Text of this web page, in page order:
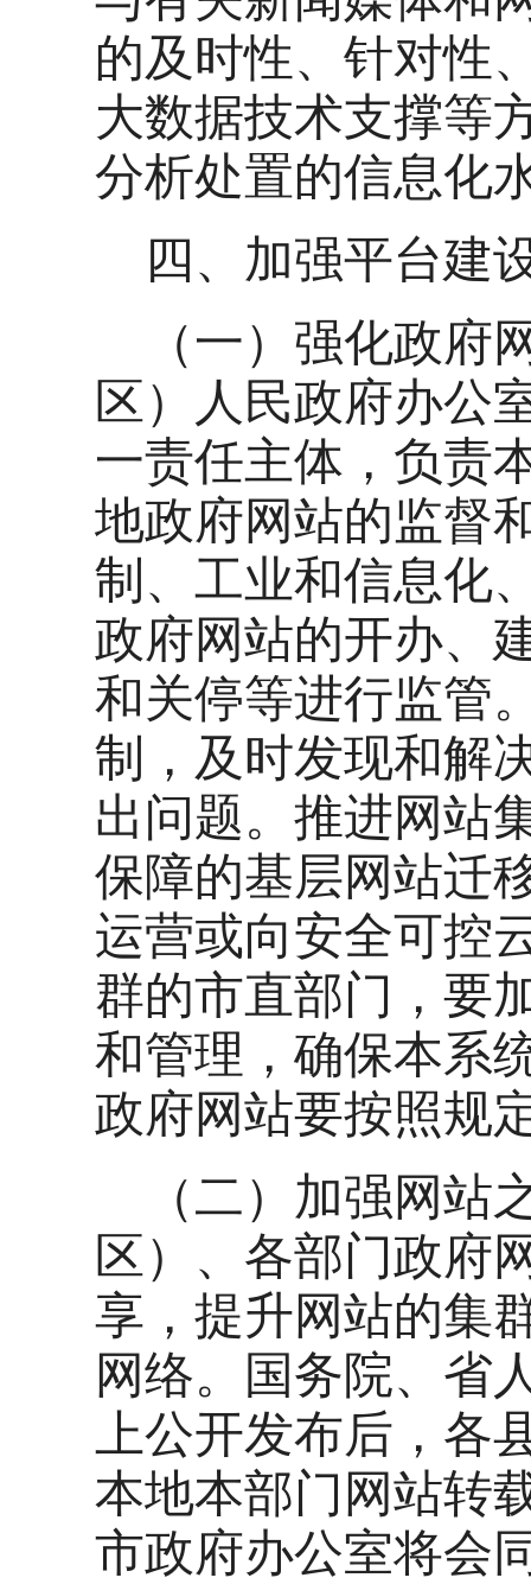
的及时性、针对性
大数据技术支撑等
分析处置的信息化
四、加强平台建
（一）强化政府
区）人民政府办公
一责任主体，负责
地政府网站的监督
制、工业和信息化
政府网站的开办、
和关停等进行监管
制，及时发现和解
出问题。推进网站
保障的基层网站迁
运营或向安全可控
群的市直部门，要
和管理，确保本系
政府网站要按照规
（二）加强网站
区）、各部门政府
享，提升网站的集
网络。国务院、省
上公开发布后，各
本地本部门网站转
市政府办公室将会